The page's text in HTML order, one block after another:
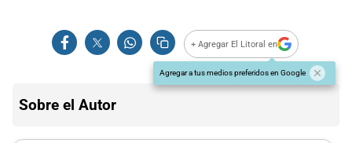
+ Agregar El Litoral en
Agregar a tus medios preferidos en Google
Sobre el Autor